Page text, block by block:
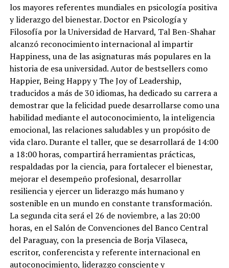
los mayores referentes mundiales en psicología positiva
y liderazgo del bienestar. Doctor en Psicología y
Filosofía por la Universidad de Harvard, Tal Ben-Shahar
alcanzó reconocimiento internacional al impartir
Happiness, una de las asignaturas más populares en la
historia de esa universidad. Autor de bestsellers como
Happier, Being Happy y The Joy of Leadership,
traducidos a más de 30 idiomas, ha dedicado su carrera a
demostrar que la felicidad puede desarrollarse como una
habilidad mediante el autoconocimiento, la inteligencia
emocional, las relaciones saludables y un propósito de
vida claro. Durante el taller, que se desarrollará de 14:00
a 18:00 horas, compartirá herramientas prácticas,
respaldadas por la ciencia, para fortalecer el bienestar,
mejorar el desempeño profesional, desarrollar
resiliencia y ejercer un liderazgo más humano y
sostenible en un mundo en constante transformación.
La segunda cita será el 26 de noviembre, a las 20:00
horas, en el Salón de Convenciones del Banco Central
del Paraguay, con la presencia de Borja Vilaseca,
escritor, conferencista y referente internacional en
autoconocimiento, liderazgo consciente y